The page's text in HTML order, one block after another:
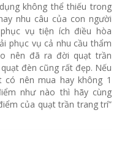
không thể thiếu trong
nhu câu của con người
vụ tiện ích điều hòa
phục vụ cả nhu cầu thẩm
nên đã ra đời quạt trần
đèn cũng rất đẹp. Nếu
có nên mua hay không 1
như nào thì hãy cùng
của quạt trần trang trí”